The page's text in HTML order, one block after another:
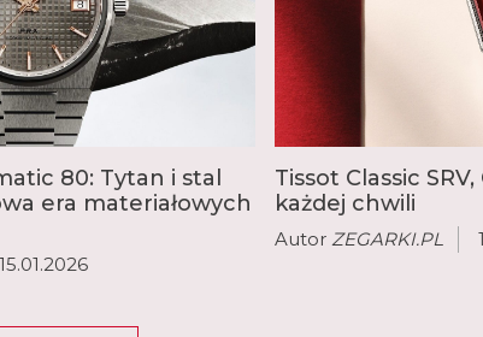
zintegrowaną bransoletą, dostępna w wielu
funkcjami, rozmiarem, kolorem,
popularne modele to Elegant Gentleman
ofercie Tissot każdy znajdzie idealny zegarek
80: Tytan i stal
era materiałowych
15.01.2026
Tissot Classic
każdej chwili
Autor ZEGARKI.PL